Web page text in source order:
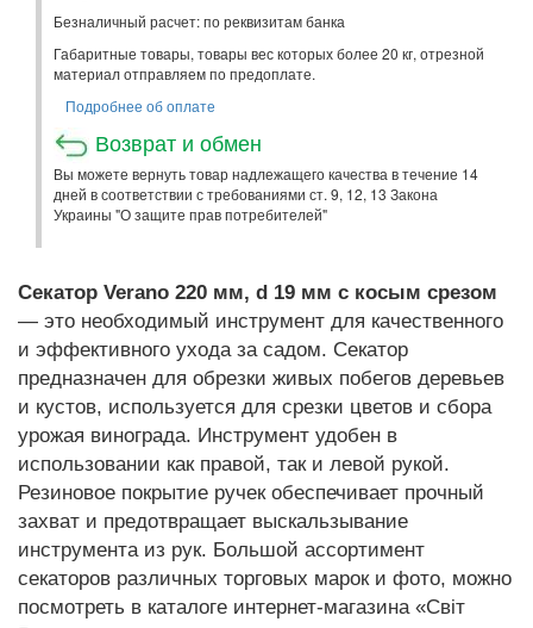
Безналичный расчет: по реквизитам банка
Габаритные товары, товары вес которых более 20 кг, отрезной
материал отправляем по предоплате.
Подробнее об оплате
Возврат и обмен
Вы можете вернуть товар надлежащего качества в течение 14
дней в соответствии с требованиями ст. 9, 12, 13 Закона
Украины "О защите прав потребителей"
Секатор Verano 220 мм, d 19 мм с косым срезом
— это необходимый инструмент для качественного
и эффективного ухода за садом. Секатор
предназначен для обрезки живых побегов деревьев
и кустов, используется для срезки цветов и сбора
урожая винограда. Инструмент удобен в
использовании как правой, так и левой рукой.
Резиновое покрытие ручек обеспечивает прочный
захват и предотвращает выскальзывание
инструмента из рук. Большой ассортимент
секаторов различных торговых марок и фото, можно
посмотреть в каталоге интернет-магазина «Світ